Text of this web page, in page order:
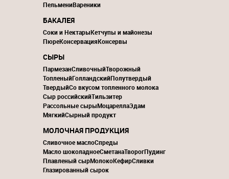
ПельмениВареники
БАКАЛЕЯ
Соки и НектарыКетчупы и майонезы
ПюреКонсервацияКонсервы
СЫРЫ
ПармезанСливочныйТворожный
ТопленыйГолландскийПолутвердый
ТвердыйСо вкусом топленного молока
Сыр российскийТильзитер
Рассольные сырыМоцареллаЭдам
МягкийСырный продукт
МОЛОЧНАЯ ПРОДУКЦИЯ
Сливочное маслоСпреды
Масло шоколадноеСметанаТворогПудинг
Плавленый сырМолокоКефирСливки
Глазированный сырок